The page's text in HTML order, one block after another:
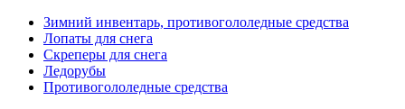
Зимний инвентарь, противогололедные средства
Лопаты для снега
Скреперы для снега
Ледорубы
Противогололедные средства